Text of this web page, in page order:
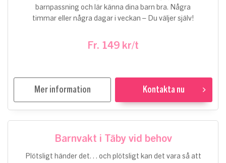
barnpassning och lär känna dina barn bra. Några
timmar eller några dagar i veckan – Du väljer själv!
Fr. 149 kr/t
Kontakta nu
Mer information
Barnvakt i Täby vid behov
Plötsligt händer det… och plötsligt kan det vara så att